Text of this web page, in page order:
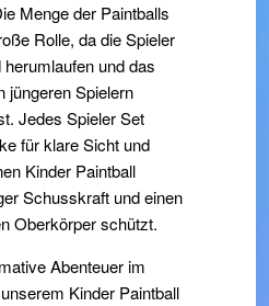
Menge der Paintballs
Rolle, da die Spieler
und das
jüngeren Spielern
Jedes Spieler Set
für klare Sicht und
Kinder Paintball
Schusskraft und einen
Oberkörper schützt.
Abenteuer im
Kinder Paintball